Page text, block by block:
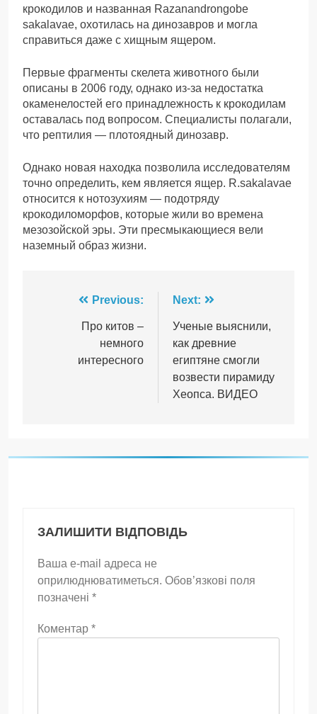
крокодилов и названная Razanandrongobe
sakalavae, охотилась на динозавров и могла
справиться даже с хищным ящером.
Первые фрагменты скелета животного были
описаны в 2006 году, однако из-за недостатка
окаменелостей его принадлежность к крокодилам
оставалась под вопросом. Специалисты полагали,
что рептилия — плотоядный динозавр.
Однако новая находка позволила исследователям
точно определить, кем является ящер. R.sakalavae
относится к нотозухиям — подотряду
крокодиломорфов, которые жили во времена
мезозойской эры. Эти пресмыкающиеся вели
наземный образ жизни.
Навігація
записів
Previous:
Про китов –
немного
интересного
Next:
Ученые выяснили,
как древние
египтяне смогли
возвести пирамиду
Хеопса. ВИДЕО
ЗАЛИШИТИ ВІДПОВІДЬ
Ваша e-mail адреса не
оприлюднюватиметься. Обов’язкові поля
позначені *
Коментар *